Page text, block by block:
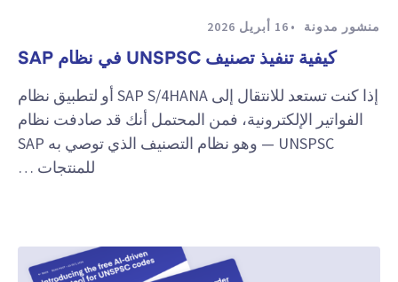
منشور مدونة 16 أبريل 2026
كيفية تنفيذ تصنيف UNSPSC في نظام SAP
إذا كنت تستعد للانتقال إلى SAP S/4HANA أو لتطبيق نظام
الفواتير الإلكترونية، فمن المحتمل أنك قد صادفت نظام
UNSPSC — وهو نظام التصنيف الذي توصي به SAP
للمنتجات …